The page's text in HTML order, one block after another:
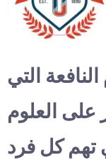
التي
على العلوم
تهم كل فرد